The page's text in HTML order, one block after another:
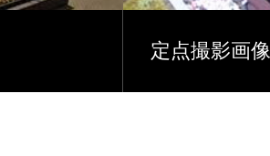
定点撮影画像